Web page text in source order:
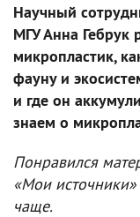
Научный
МГУ Анна Гебрук
микропластик,
фауну и
и где он
знаем о
Понравился
«Мои источники»
чаще.